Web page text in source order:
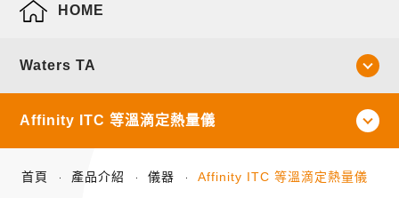
HOME
Waters TA
Affinity ITC 等溫滴定熱量儀
首頁 產品介紹 儀器 Affinity ITC 等溫滴定熱量儀